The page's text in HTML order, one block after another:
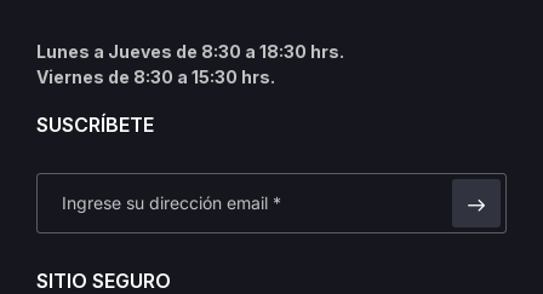
Lunes a Jueves de 8:30 a 18:30 hrs.
Viernes de 8:30 a 15:30 hrs.
SUSCRÍBETE
SITIO SEGURO